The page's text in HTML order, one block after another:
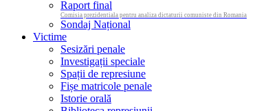
Raport final
Comisia prezidentiala pentru analiza dictaturii comuniste din Romania
Sondaj Național
Victime
Sesizări penale
Investigații speciale
Spații de represiune
Fișe matricole penale
Istorie orală